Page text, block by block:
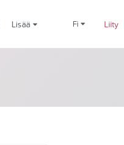
Lisää fi Liity